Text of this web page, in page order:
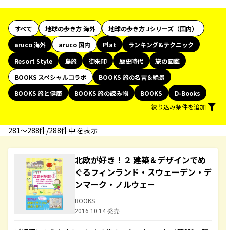
すべて 地球の歩き方 海外
地球の歩き方 Jシリーズ（国内）
aruco 海外
aruco 国内 Plat
ランキング&テクニック
Resort Style
島旅 御朱印 歴史時代
旅の図鑑
BOOKS スペシャルコラボ
BOOKS 旅の名言＆絶景
BOOKS 旅と健康
BOOKS 旅の読み物 BOOKS
D-Books
絞り込み条件を追加
281〜288件/288件中 を表示
北欧が好き！２ 建築＆デザインでめ
ぐるフィンランド・スウェーデン・デ
ンマーク・ノルウェー
BOOKS
2016.10.14 発売